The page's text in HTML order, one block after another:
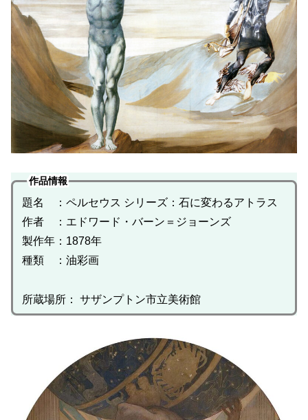
作品情報
題名 ：ペルセウス シリーズ：石に変わるアトラス
作者 ：エドワード・バーン＝ジョーンズ
製作年：1878年
種類 ：油彩画
所蔵場所： サザンプトン市立美術館